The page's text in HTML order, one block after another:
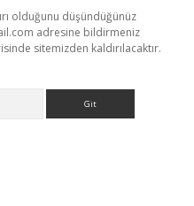
olduğunu düşündüğünüz
adresine bildirmeniz
sitemizden kaldırılacaktır.